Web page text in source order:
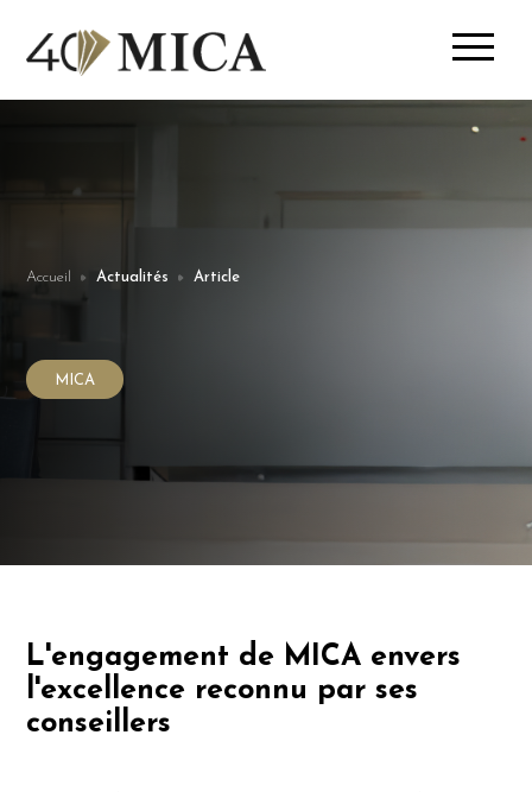
Accueil Actualités Article
MICA
L'engagement de MICA envers
l'excellence reconnu par ses
conseillers